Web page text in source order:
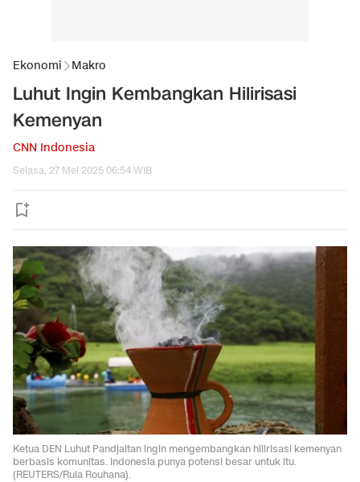
Ekonomi Makro
Luhut Ingin Kembangkan Hilirisasi
Kemenyan
CNN Indonesia
Selasa, 27 Mei 2025 06:54 WIB
Ketua DEN Luhut Pandjaitan ingin mengembangkan hilirisasi kemenyan
berbasis komunitas. Indonesia punya potensi besar untuk itu.
(REUTERS/Rula Rouhana).